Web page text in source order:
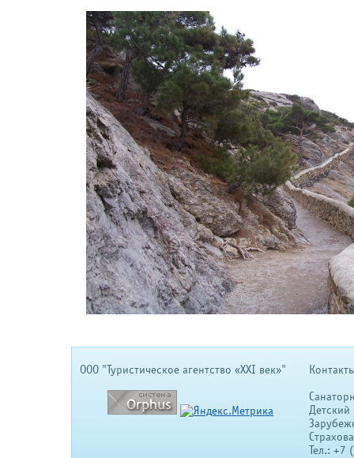
OOO "Туристическое агентство «XXI век»"
Детский
Тел.: +7